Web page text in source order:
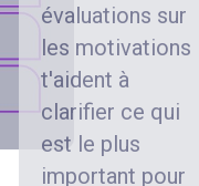
évaluations sur
les motivations
t'aident à
clarifier ce qui
est le plus
important pour